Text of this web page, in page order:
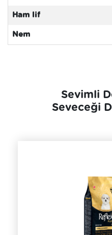
Ham lif
Nem
Sevimli
Seveceği